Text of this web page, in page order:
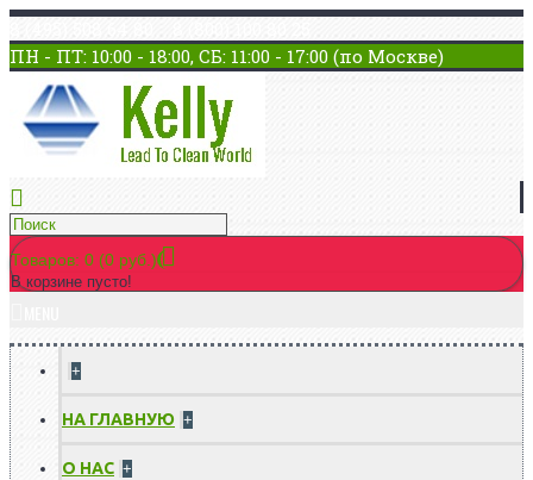
ПН - ПТ: 10:00 - 18:00, СБ: 11:00 - 17:00 (по Москве)
Товаров: 0 (0 руб.)
В корзине пусто!
+
НА ГЛАВНУЮ +
О НАС +